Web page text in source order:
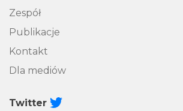
Zespół
Publikacje
Kontakt
Dla mediów
Twitter